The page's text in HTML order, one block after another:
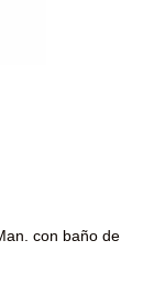
con baño de